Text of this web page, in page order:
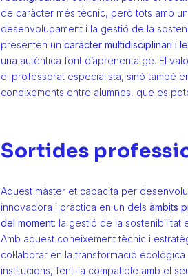
de caràcter més tècnic, però tots amb
desenvolupament i la gestió de la
presenten un caràcter multidisciplinari i
una autèntica font d’aprenentatge. El
el professorat especialista, sinó també
coneixements entre alumnes, que es
Sortides
Aquest màster et capacita per
innovadora i pràctica en un dels àmbits
del moment: la gestió de la sostenibilitat
Amb aquest coneixement tècnic i
col·laborar en la transformació
institucions, fent-la compatible amb el